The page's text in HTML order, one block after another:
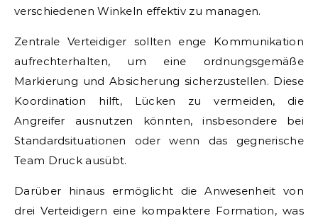
verschiedenen Winkeln effektiv zu managen.
Zentrale Verteidiger sollten enge Kommunikation
aufrechterhalten, um eine ordnungsgemäße
Markierung und Absicherung sicherzustellen. Diese
Koordination hilft, Lücken zu vermeiden, die
Angreifer ausnutzen könnten, insbesondere bei
Standardsituationen oder wenn das gegnerische
Team Druck ausübt.
Darüber hinaus ermöglicht die Anwesenheit von
drei Verteidigern eine kompaktere Formation, was